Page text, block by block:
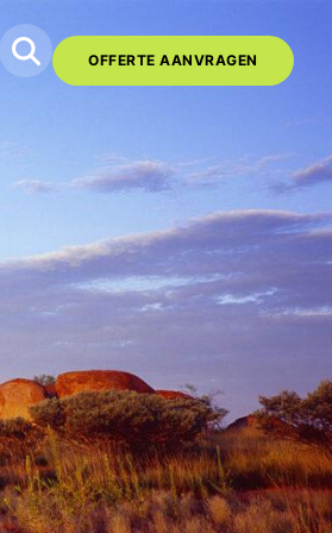
OFFERTE AANVRAGEN